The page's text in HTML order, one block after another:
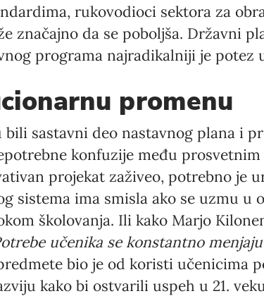
rukovodioci sektora za
značajno da se poboljša. Državni
programa najradikalniji je potez
promenu
sastavni deo nastavnog plana i
konfuzije među
projekat zaživeo, potrebno je
sistema ima smisla ako se uzmu u
školovanja. Ili kako Marjo
učenika se konstantno
bio je od koristi učenicima
kako bi ostvarili uspeh u 21.